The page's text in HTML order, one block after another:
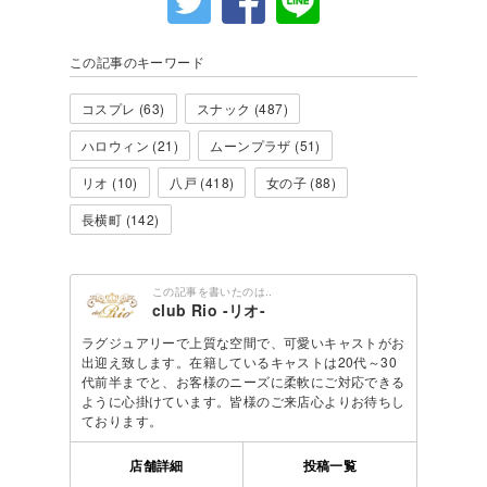
この記事のキーワード
コスプレ (63)
スナック (487)
ハロウィン (21)
ムーンプラザ (51)
リオ (10)
八戸 (418)
女の子 (88)
長横町 (142)
この記事を書いたのは..
club Rio -リオ-
ラグジュアリーで上質な空間で、可愛いキャストがお
出迎え致します。在籍しているキャストは20代～30
代前半までと、お客様のニーズに柔軟にご対応できる
ように心掛けています。皆様のご来店心よりお待ちし
ております。
店舗詳細 投稿一覧